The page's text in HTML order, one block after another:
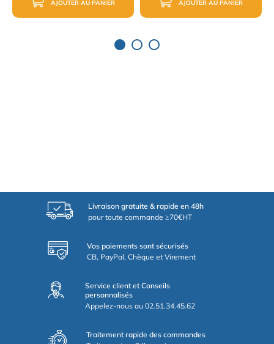
AJOUTER AU PANIER AJOUTER AU PANIER
Livraison gratuite & rapide en 48h
pour toute commande ≥70€HT
Vos paiements sont sécurisés
CB, PayPal, Chèque et Virement
Service client et Conseils
personnalisés
Appelez-nous au 02.51.34.45.62
Traitement rapide des commandes